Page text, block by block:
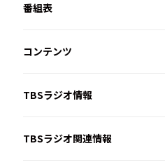
番組表
コンテンツ
TBSラジオ情報
TBSラジオ関連情報